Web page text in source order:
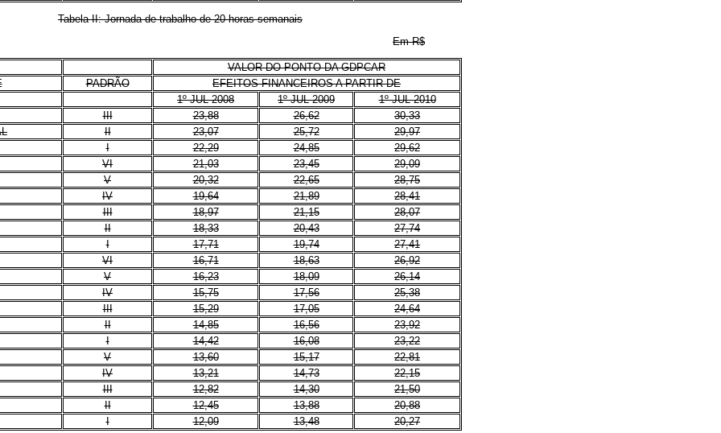
Tabela II: Jornada de trabalho de 20 horas semanais
Em R$
VALOR DO PONTO DA GDPCAR
PADRÃO
EFEITOS FINANCEIROS A PARTIR DE
1º JUL 2008
1º JUL 2009
1º JUL 2010
III
23,88 26,62
30,33
II 23,07 25,72
29,97
I
22,29 24,85
29,62
VI
21,03 23,45
29,09
V
20,32 22,65
28,75
IV 19,64 21,89
28,41
III
18,97 21,15
28,07
II
18,33 20,43
27,74
I
17,71 19,74
27,41
VI
16,71 18,63
26,92
V
16,23 18,09
26,14
IV 15,75 17,56
25,38
III
15,29 17,05
24,64
II
14,85 16,56
23,92
I
14,42 16,08
23,22
V
13,60 15,17
22,81
IV
13,21 14,73
22,15
III 12,82 14,30
21,50
II
12,45 13,88
20,88
I
12,09 13,48 20,27